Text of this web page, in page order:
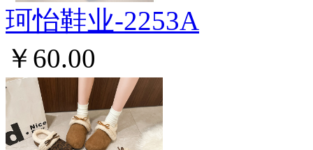
珂怡鞋业-2253A
￥60.00